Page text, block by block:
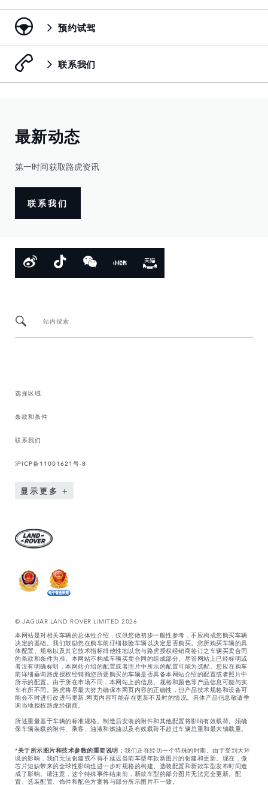
预约试驾
联系我们
最新动态
第一时间获取路虎资讯
联系我们
站内搜索
选择区域
条款和条件
联系我们
沪ICP备11001621号-8
显示更多
© JAGUAR LAND ROVER LIMITED 2026
本网站是对相关车辆的总体性介绍，仅供您做初步一般性参考，不应构成您购买车辆
决定的基础。我们鼓励您在购车前仔细核验车辆以决定是否购买。您所购买车辆的具
体配置、规格以及其它技术指标排他性地以您与路虎授权经销商签订之车辆买卖合同
的条款和条件为准。本网站不构成车辆买卖合同的组成部分。尽管网站上已经标明或
者没有明确标明，本网站介绍的配置或者照片中所示的配置可能为选配。您应在购车
前详细垂询路虎授权经销商您所要购买的车辆是否具备本网站介绍的配置或者照片中
所示的配置。由于所在市场不同，本网站上的信息、规格和颜色等产品信息可能与实
车有所不同。路虎将尽最大努力确保本网页内容的正确性，但产品技术规格和设备可
能会不时进行改进与更新,网页内容可能存在更新不及时的情况。具体产品信息敬请垂
询当地授权路虎经销商。
所述重量基于车辆的标准规格。制造后安装的附件和其他配置将影响有效载荷。须确
保车辆装载的附件、乘客、油液和燃油以及有效载荷不超过车辆总重和最大轴载重。
*关于所示图片和技术参数的重要说明： 我们正在经历一个特殊的时期。由于受到大环
境的影响，我们无法创建或不得不延迟当前车型年款新图片的创建和更新。现在，微
芯片短缺带来的全球性影响也进一步对规格的构建、选装配置和新款车型发布时间造
成了影响。请注意，这个特殊事件结束前，新款车型的部分图片无法完全更新。配
置、选装配置、饰件和配色方案将与部分所示图片不一致。